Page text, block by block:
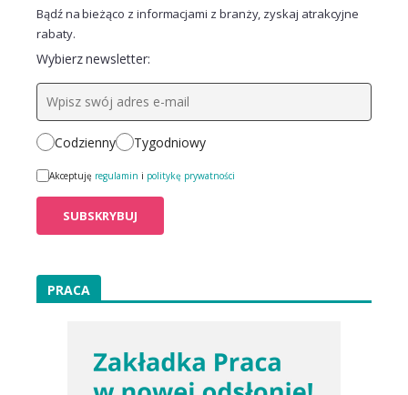
Bądź na bieżąco z informacjami z branży, zyskaj atrakcyjne
rabaty.
Wybierz newsletter:
Codzienny Tygodniowy
Akceptuję regulamin i politykę prywatności
PRACA